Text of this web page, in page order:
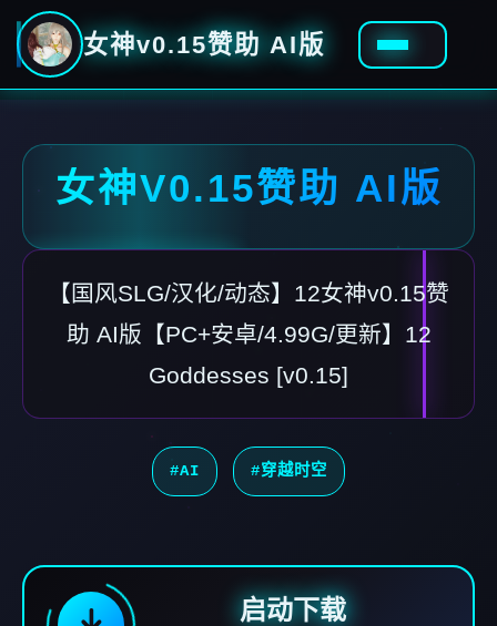
女神v0.15赞助 AI版
女神V0.15赞助 AI版
【国风SLG/汉化/动态】12女神v0.15赞
助 AI版【PC+安卓/4.99G/更新】12
Goddesses [v0.15]
#AI #穿越时空
启动下载